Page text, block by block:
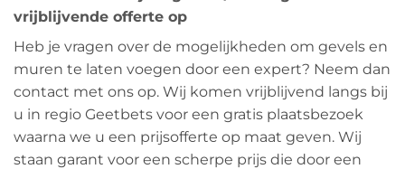
vrijblijvende offerte op
Heb je vragen over de mogelijkheden om gevels en
muren te laten voegen door een expert? Neem dan
contact met ons op. Wij komen vrijblijvend langs bij
u in regio Geetbets voor een gratis plaatsbezoek
waarna we u een prijsofferte op maat geven. Wij
staan garant voor een scherpe prijs die door een